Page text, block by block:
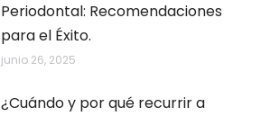
Periodontal: Recomendaciones
para el Éxito.
junio 26, 2025
¿Cuándo y por qué recurrir a